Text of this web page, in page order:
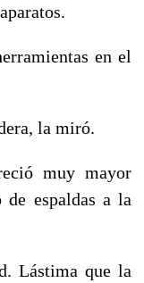
en el
la miró.
muy mayor
de espaldas a la
Lástima que la